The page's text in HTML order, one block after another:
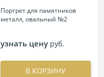
Портрет для памятников
металл, овальный №2
узнать цену руб.
В КОРЗИНУ